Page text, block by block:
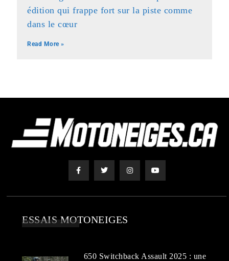
édition qui frappe fort sur la piste comme
dans le cœur
Read More »
ESSAIS MOTONEIGES
650 Switchback Assault 2025 : une